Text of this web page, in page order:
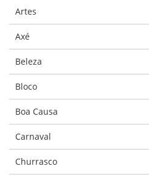
Artes
Axé
Beleza
Bloco
Boa Causa
Carnaval
Churrasco